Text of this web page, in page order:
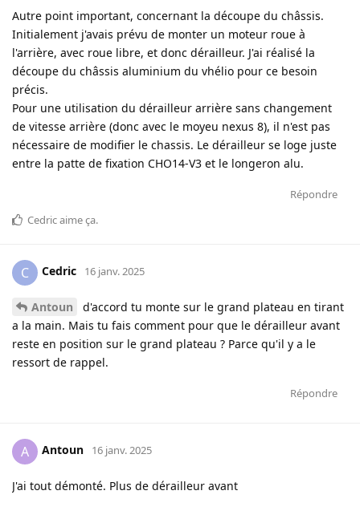
Autre point important, concernant la découpe du châssis.
Initialement j'avais prévu de monter un moteur roue à
l'arrière, avec roue libre, et donc dérailleur. J'ai réalisé la
découpe du châssis aluminium du vhélio pour ce besoin
précis.
Pour une utilisation du dérailleur arrière sans changement
de vitesse arrière (donc avec le moyeu nexus 8), il n'est pas
nécessaire de modifier le chassis. Le dérailleur se loge juste
entre la patte de fixation CHO14-V3 et le longeron alu.
Répondre
Cedricaime ça.
C Cedric 16 janv. 2025
Antoun
d'accord tu monte sur le grand plateau en tirant
a la main. Mais tu fais comment pour que le dérailleur avant
reste en position sur le grand plateau ? Parce qu'il y a le
ressort de rappel.
Répondre
A Antoun 16 janv. 2025
J'ai tout démonté. Plus de dérailleur avant